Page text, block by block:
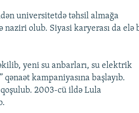
universitetdə təhsil almağa
naziri olub. Siyasi karyerası da elə
yeni su anbarları, su elektrik
kampaniyasına başlayıb.
2003-cü ildə Lula